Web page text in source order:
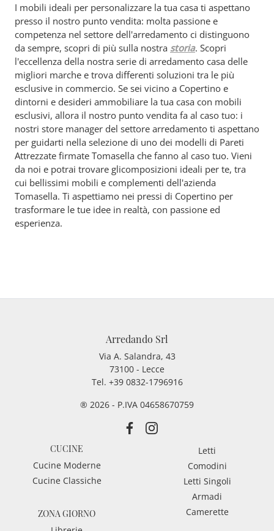
I mobili ideali per personalizzare la tua casa ti aspettano
presso il nostro punto vendita: molta passione e
competenza nel settore dell'arredamento ci distinguono
da sempre, scopri di più sulla nostra storia. Scopri
l'eccellenza della nostra serie di arredamento casa delle
migliori marche e trova differenti soluzioni tra le più
esclusive in commercio. Se sei vicino a Copertino e
dintorni e desideri ammobiliare la tua casa con mobili
esclusivi, allora il nostro punto vendita fa al caso tuo: i
nostri store manager del settore arredamento ti aspettano
per guidarti nella selezione di uno dei modelli di Pareti
Attrezzate firmate Tomasella che fanno al caso tuo. Vieni
da noi e potrai trovare glicomposizioni ideali per te, tra
cui bellissimi mobili e complementi dell'azienda
Tomasella. Ti aspettiamo nei pressi di Copertino per
trasformare le tue idee in realtà, con passione ed
esperienza.
Arredando Srl
Via A. Salandra, 43
73100 - Lecce
Tel. +39 0832-1796916
® 2026 - P.IVA 04658670759
CUCINE
Cucine Moderne
Cucine Classiche
ZONA GIORNO
Letti
Comodini
Letti Singoli
Armadi
Camerette